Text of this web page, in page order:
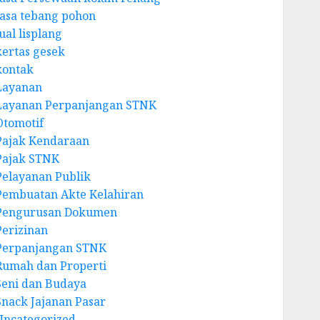
tebang pohon
lisplang
gesek
Perpanjangan STNK
Kendaraan
STNK
Publik
Akte Kelahiran
Dokumen
STNK
dan Properti
dan Budaya
Jajanan Pasar